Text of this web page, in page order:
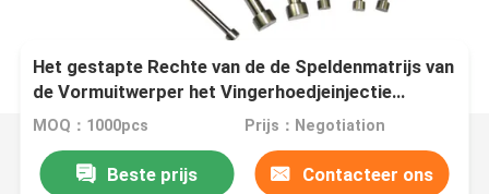
Het gestapte Rechte van de de Speldenmatrijs van
de Vormuitwerper het Vingerhoedjeinjectie
Vormen
MOQ：1000pcs Prijs：Negotiation
Beste prijs Contacteer ons